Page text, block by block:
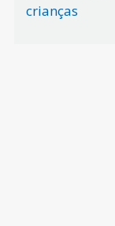
crianças